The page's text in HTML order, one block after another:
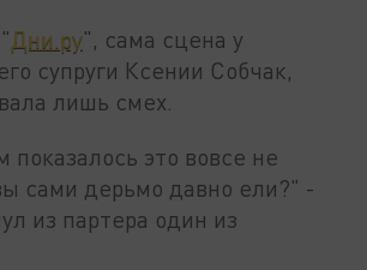
Дни.ру", сама сцена у
супруги Ксении Собчак,
лишь смех.
показалось это вовсе не
сами дерьмо давно ели?" -
из партера один из